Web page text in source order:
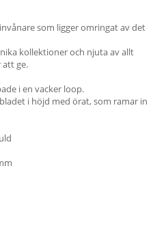
som ligger omringat av det
kollektioner och njuta av allt
att ge.
i en vacker loop.
i höjd med örat, som ramar in